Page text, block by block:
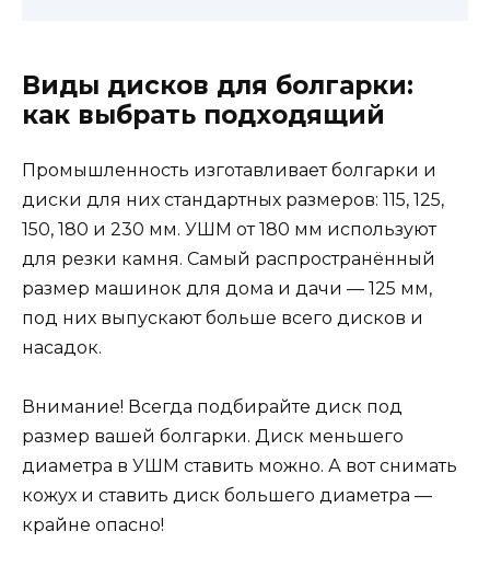
Виды дисков для болгарки:
как выбрать подходящий
Промышленность изготавливает болгарки и
диски для них стандартных размеров: 115, 125,
150, 180 и 230 мм. УШМ от 180 мм используют
для резки камня. Самый распространённый
размер машинок для дома и дачи — 125 мм,
под них выпускают больше всего дисков и
насадок.
Внимание! Всегда подбирайте диск под
размер вашей болгарки. Диск меньшего
диаметра в УШМ ставить можно. А вот снимать
кожух и ставить диск большего диаметра —
крайне опасно!